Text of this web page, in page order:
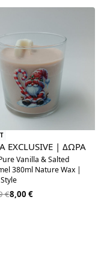
EXCLUSIVE | ΔΩΡΑ
Vanilla & Salted
380ml Nature Wax |
€8,00 €